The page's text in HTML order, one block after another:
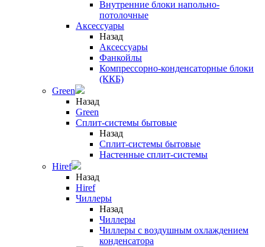
Внутренние блоки напольно-
потолочные
Аксессуары
Назад
Аксессуары
Фанкойлы
Компрессорно-конденсаторные блоки
(ККБ)
Green
Назад
Green
Сплит-системы бытовые
Назад
Сплит-системы бытовые
Настенные сплит-системы
Hiref
Назад
Hiref
Чиллеры
Назад
Чиллеры
Чиллеры с воздушным охлаждением
конденсатора